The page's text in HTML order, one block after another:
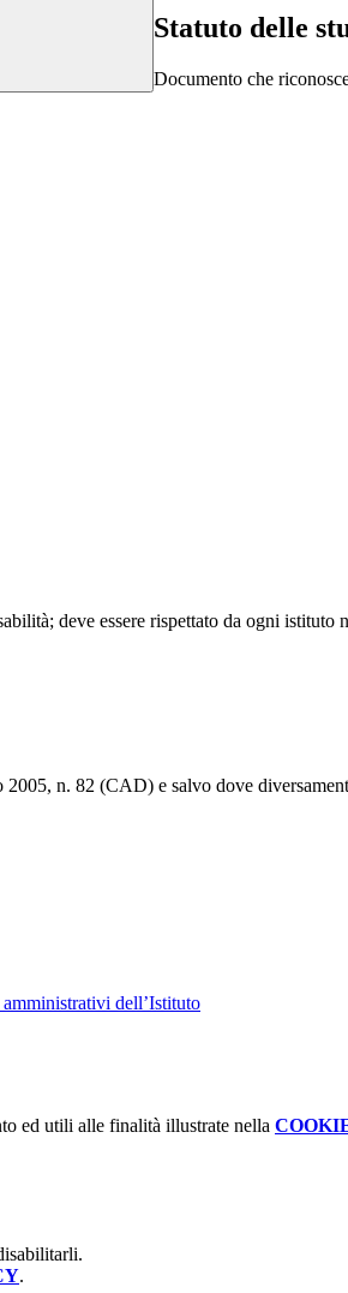
Statuto delle
Documento che
deve essere rispettato da ogni
n. 82 (CAD) e salvo dove
dell’Istituto
ed utili alle finalità illustrate nella
.